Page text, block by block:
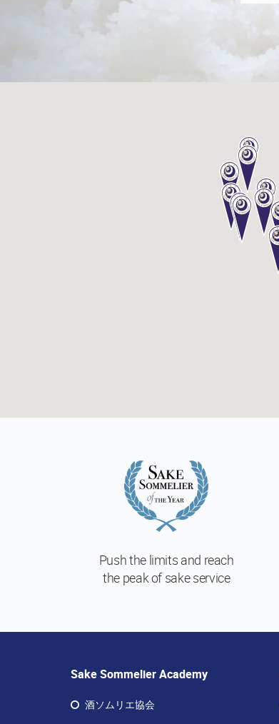
Push the limits and reach
the peak of sake service
Sake Sommelier Academy
酒ソムリエ協会